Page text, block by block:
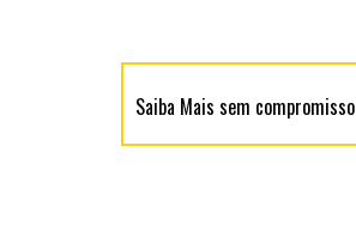
Saiba Mais sem compromisso